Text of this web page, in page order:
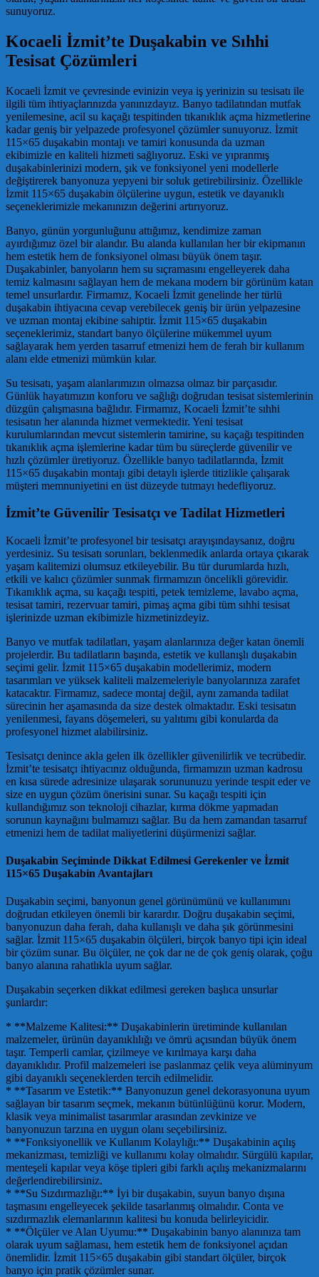
sunuyoruz.
Kocaeli İzmit’te Duşakabin ve Sıhhi
Tesisat Çözümleri
Kocaeli İzmit ve çevresinde evinizin veya iş yerinizin su tesisatı ile
ilgili tüm ihtiyaçlarınızda yanınızdayız. Banyo tadilatından mutfak
yenilemesine, acil su kaçağı tespitinden tıkanıklık açma hizmetlerine
kadar geniş bir yelpazede profesyonel çözümler sunuyoruz. İzmit
115×65 duşakabin montajı ve tamiri konusunda da uzman
ekibimizle en kaliteli hizmeti sağlıyoruz. Eski ve yıpranmış
duşakabinlerinizi modern, şık ve fonksiyonel yeni modellerle
değiştirerek banyonuza yepyeni bir soluk getirebilirsiniz. Özellikle
İzmit 115×65 duşakabin ölçülerine uygun, estetik ve dayanıklı
seçeneklerimizle mekanınızın değerini artırıyoruz.
Banyo, günün yorgunluğunu attığımız, kendimize zaman
ayırdığımız özel bir alandır. Bu alanda kullanılan her bir ekipmanın
hem estetik hem de fonksiyonel olması büyük önem taşır.
Duşakabinler, banyoların hem su sıçramasını engelleyerek daha
temiz kalmasını sağlayan hem de mekana modern bir görünüm katan
temel unsurlardır. Firmamız, Kocaeli İzmit genelinde her türlü
duşakabin ihtiyacına cevap verebilecek geniş bir ürün yelpazesine
ve uzman montaj ekibine sahiptir. İzmit 115×65 duşakabin
seçeneklerimiz, standart banyo ölçülerine mükemmel uyum
sağlayarak hem yerden tasarruf etmenizi hem de ferah bir kullanım
alanı elde etmenizi mümkün kılar.
Su tesisatı, yaşam alanlarımızın olmazsa olmaz bir parçasıdır.
Günlük hayatımızın konforu ve sağlığı doğrudan tesisat sistemlerinin
düzgün çalışmasına bağlıdır. Firmamız, Kocaeli İzmit’te sıhhi
tesisatın her alanında hizmet vermektedir. Yeni tesisat
kurulumlarından mevcut sistemlerin tamirine, su kaçağı tespitinden
tıkanıklık açma işlemlerine kadar tüm bu süreçlerde güvenilir ve
hızlı çözümler üretiyoruz. Özellikle banyo tadilatlarında, İzmit
115×65 duşakabin montajı gibi detaylı işlerde titizlikle çalışarak
müşteri memnuniyetini en üst düzeyde tutmayı hedefliyoruz.
İzmit’te Güvenilir Tesisatçı ve Tadilat Hizmetleri
Kocaeli İzmit’te profesyonel bir tesisatçı arayışındaysanız, doğru
yerdesiniz. Su tesisatı sorunları, beklenmedik anlarda ortaya çıkarak
yaşam kalitemizi olumsuz etkileyebilir. Bu tür durumlarda hızlı,
etkili ve kalıcı çözümler sunmak firmamızın öncelikli görevidir.
Tıkanıklık açma, su kaçağı tespiti, petek temizleme, lavabo açma,
tesisat tamiri, rezervuar tamiri, pimaş açma gibi tüm sıhhi tesisat
işlerinizde uzman ekibimizle hizmetinizdeyiz.
Banyo ve mutfak tadilatları, yaşam alanlarınıza değer katan önemli
projelerdir. Bu tadilatların başında, estetik ve kullanışlı duşakabin
seçimi gelir. İzmit 115×65 duşakabin modellerimiz, modern
tasarımları ve yüksek kaliteli malzemeleriyle banyolarınıza zarafet
katacaktır. Firmamız, sadece montaj değil, aynı zamanda tadilat
sürecinin her aşamasında da size destek olmaktadır. Eski tesisatın
yenilenmesi, fayans döşemeleri, su yalıtımı gibi konularda da
profesyonel hizmet alabilirsiniz.
Tesisatçı denince akla gelen ilk özellikler güvenilirlik ve tecrübedir.
İzmit’te tesisatçı ihtiyacınız olduğunda, firmamızın uzman kadrosu
en kısa sürede adresinize ulaşarak sorununuzu yerinde tespit eder ve
size en uygun çözüm önerisini sunar. Su kaçağı tespiti için
kullandığımız son teknoloji cihazlar, kırma dökme yapmadan
sorunun kaynağını bulmamızı sağlar. Bu da hem zamandan tasarruf
etmenizi hem de tadilat maliyetlerini düşürmenizi sağlar.
Duşakabin Seçiminde Dikkat Edilmesi Gerekenler ve İzmit
115×65 Duşakabin Avantajları
Duşakabin seçimi, banyonun genel görünümünü ve kullanımını
doğrudan etkileyen önemli bir karardır. Doğru duşakabin seçimi,
banyonuzun daha ferah, daha kullanışlı ve daha şık görünmesini
sağlar. İzmit 115×65 duşakabin ölçüleri, birçok banyo tipi için ideal
bir çözüm sunar. Bu ölçüler, ne çok dar ne de çok geniş olarak, çoğu
banyo alanına rahatlıkla uyum sağlar.
Duşakabin seçerken dikkat edilmesi gereken başlıca unsurlar
şunlardır:
* **Malzeme Kalitesi:** Duşakabinlerin üretiminde kullanılan
malzemeler, ürünün dayanıklılığı ve ömrü açısından büyük önem
taşır. Temperli camlar, çizilmeye ve kırılmaya karşı daha
dayanıklıdır. Profil malzemeleri ise paslanmaz çelik veya alüminyum
gibi dayanıklı seçeneklerden tercih edilmelidir.
* **Tasarım ve Estetik:** Banyonuzun genel dekorasyonuna uyum
sağlayan bir tasarım seçmek, mekanın bütünlüğünü korur. Modern,
klasik veya minimalist tasarımlar arasından zevkinize ve
banyonuzun tarzına en uygun olanı seçebilirsiniz.
* **Fonksiyonellik ve Kullanım Kolaylığı:** Duşakabinin açılış
mekanizması, temizliği ve kullanımı kolay olmalıdır. Sürgülü kapılar,
menteşeli kapılar veya köşe tipleri gibi farklı açılış mekanizmalarını
değerlendirebilirsiniz.
* **Su Sızdırmazlığı:** İyi bir duşakabin, suyun banyo dışına
taşmasını engelleyecek şekilde tasarlanmış olmalıdır. Conta ve
sızdırmazlık elemanlarının kalitesi bu konuda belirleyicidir.
* **Ölçüler ve Alan Uyumu:** Duşakabinin banyo alanınıza tam
olarak uyum sağlaması, hem estetik hem de fonksiyonel açıdan
önemlidir. İzmit 115×65 duşakabin gibi standart ölçüler, birçok
banyo için pratik çözümler sunar.